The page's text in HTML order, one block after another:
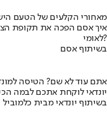
מאחורי הקלעים של הטעם
לאומי?
בשיתוף אסם
אתם עוד לא שם? הטיסה
יונדאי לוקחת אתכם לבמה
בשיתוף יונדאי מבית כלמוביל